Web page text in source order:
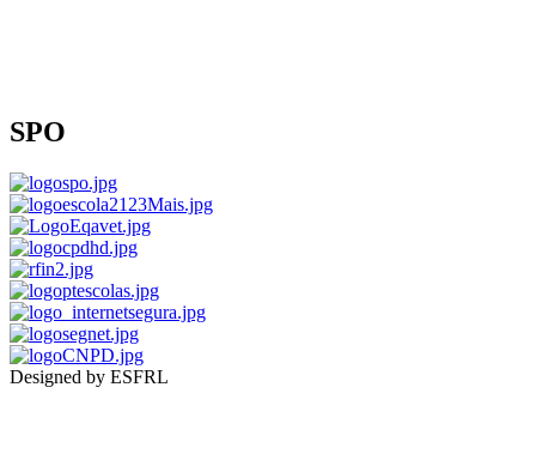
SPO
Designed by ESFRL